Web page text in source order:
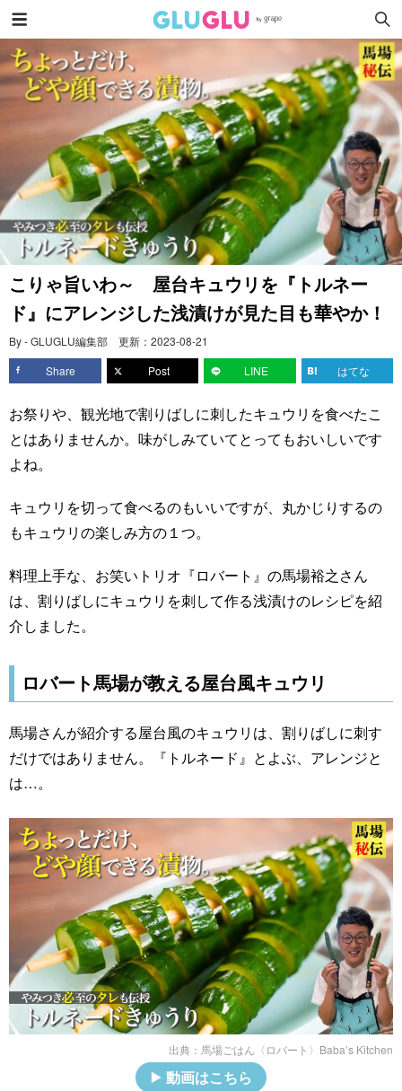
こりゃ旨いわ～ 屋台キュウリを『トルネー
ド』にアレンジした浅漬けが見た目も華やか！
By - GLUGLU編集部 更新： 2023-08-21
Share
Post LINE はてな
お祭りや、観光地で割りばしに刺したキュウリを食べたこ
とはありませんか。味がしみていてとってもおいしいです
よね。
キュウリを切って食べるのもいいですが、丸かじりするの
もキュウリの楽しみ方の１つ。
料理上手な、お笑いトリオ『ロバート』の馬場裕之さん
は、割りばしにキュウリを刺して作る浅漬けのレシピを紹
介しました。
ロバート馬場が教える屋台風キュウリ
馬場さんが紹介する屋台風のキュウリは、割りばしに刺す
だけではありません。『トルネード』とよぶ、アレンジと
は…。
出典： 馬場ごはん〈ロバート〉Baba’s Kitchen
動画はこちら